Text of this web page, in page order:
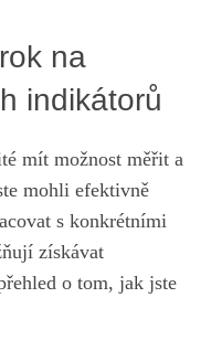
na
indikátorů
⁢mít ⁣možnost měřit a
mohli efektivně​
s konkrétními
získávat
o tom, jak jste